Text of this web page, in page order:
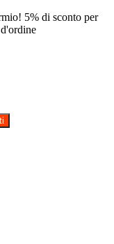
5% di sconto per